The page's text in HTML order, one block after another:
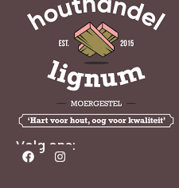
Volg ons: